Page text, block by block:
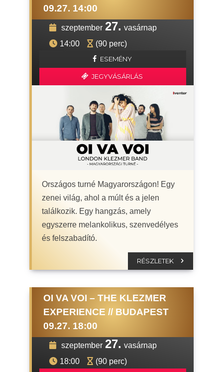
09.27. 14:00
szeptember 27. vasárnap
14:00
(90 perc)
ESEMÉNY
JEGYVÁSÁRLÁS
Országos turné Magyarországon! Egy
zenei világ, ahol a múlt és a jelen
találkozik. Egy hangzás, amely
egyszerre melankolikus, szenvedélyes
és felszabadító.
RÉSZLETEK
OI VA VOI – THE KLEZMER
EXPERIENCE // BUDAPEST
09.27. 18:00
szeptember 27. vasárnap
18:00
(90 perc)